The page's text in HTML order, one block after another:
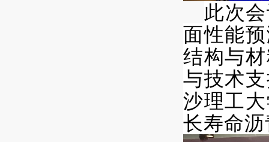
此次
面性能
结构与
与技术
沙理工
长寿命